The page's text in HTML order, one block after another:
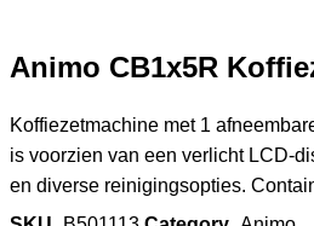
Animo CB1x5R
Koffiezetmachine met 1
is voorzien van een verlicht LCD-
en diverse reinigingsopties.